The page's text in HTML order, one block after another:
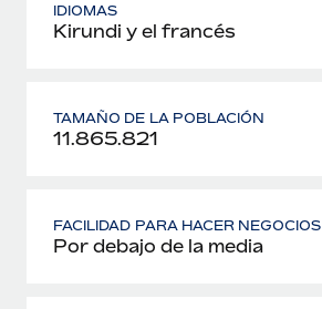
IDIOMAS
Kirundi y el francés
TAMAÑO DE LA POBLACIÓN
11.865.821
FACILIDAD PARA HACER NEGOCIOS
Por debajo de la media